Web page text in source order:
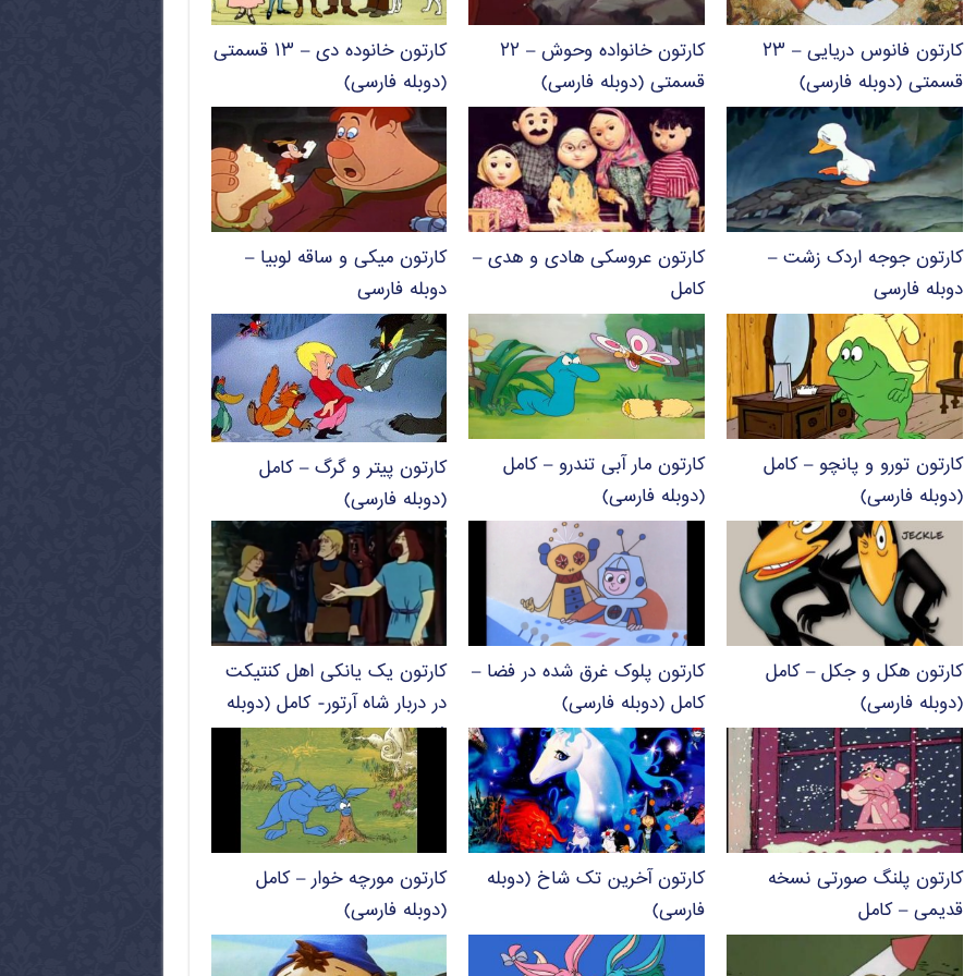
کارتون فانوس دریایی – ۲۳
قسمتی (دوبله فارسی)
کارتون خانواده وحوش – ۲۲
قسمتی (دوبله فارسی)
کارتون خانوده دی – ۱۳ قسمتی
(دوبله فارسی)
کارتون جوجه اردک زشت –
دوبله فارسی
کارتون عروسکی هادی و هدی –
کامل
کارتون میکی و ساقه لوبیا –
دوبله فارسی
کارتون تورو و پانچو – کامل
(دوبله فارسی)
کارتون مار آبی تندرو – کامل
(دوبله فارسی)
کارتون پیتر و گرگ – کامل
(دوبله فارسی)
کارتون هکل و جکل – کامل
(دوبله فارسی)
کارتون پلوک غرق شده در فضا –
کامل (دوبله فارسی)
کارتون یک یانکی اهل کنتیکت
در دربار شاه آرتور- کامل (دوبله
فارسی)
کارتون پلنگ صورتی نسخه
قدیمی – کامل
کارتون آخرین تک شاخ (دوبله
فارسی)
کارتون مورچه خوار – کامل
(دوبله فارسی)